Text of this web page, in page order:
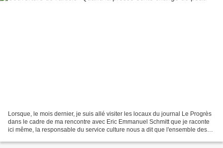
Lorsque, le mois dernier, je suis allé visiter les locaux du journal Le Progrès
dans le cadre de ma rencontre avec Eric Emmanuel Schmitt que je raconte
ici même, la responsable du service culture nous a dit que l'ensemble des